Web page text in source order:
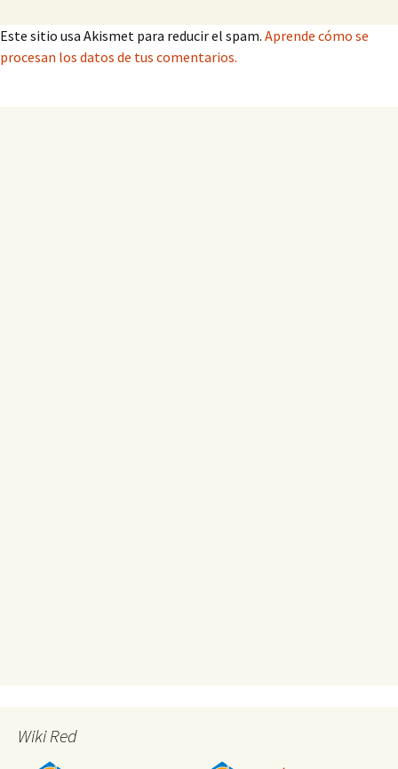
Este sitio usa Akismet para reducir el spam. Aprende cómo se
procesan los datos de tus comentarios.
Wiki Red